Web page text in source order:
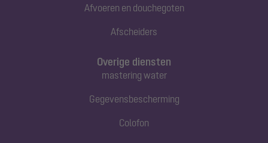
Afvoeren en douchegoten
Afscheiders
Overige diensten
mastering water
Gegevensbescherming
Colofon